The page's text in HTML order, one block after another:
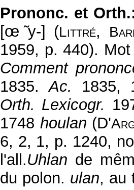
Prononc. et
[œ ̃y-] (Littré,
1959, p. 440).
Comment
1835.Ac.
1835,
Orth. Lexicogr.
1748 houlan (D'
6, 2, 1, p. 1240,
l'all.Uhlan de
du polon. ulan, au